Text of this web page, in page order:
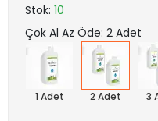
Stok: 10
Çok Al Az Öde: 2 Adet
1 Adet 2 Adet 3